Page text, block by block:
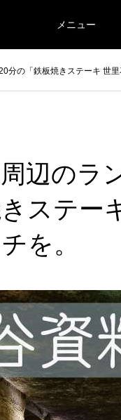
メニュー
分の「鉄板焼きステーキ 世里
辺のラ
ステー
を。